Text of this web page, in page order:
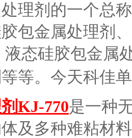
理剂的一个总
包金属处理剂
液态硅胶包金属
等。今天科佳
KJ-770是一种
及多种难粘材